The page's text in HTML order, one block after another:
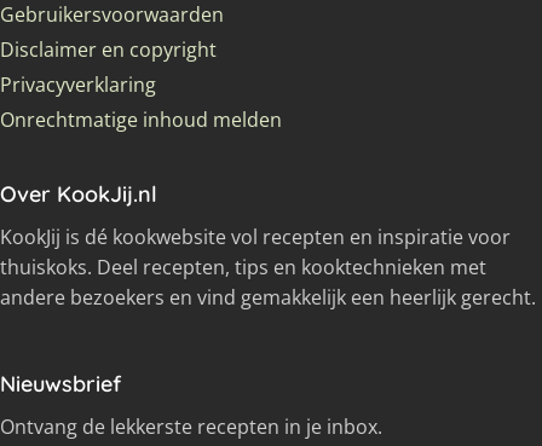
Gebruikersvoorwaarden
Disclaimer en copyright
Privacyverklaring
Onrechtmatige inhoud melden
Over KookJij.nl
KookJij is dé kookwebsite vol recepten en inspiratie voor
thuiskoks. Deel recepten, tips en kooktechnieken met
andere bezoekers en vind gemakkelijk een heerlijk gerecht.
Nieuwsbrief
Ontvang de lekkerste recepten in je inbox.